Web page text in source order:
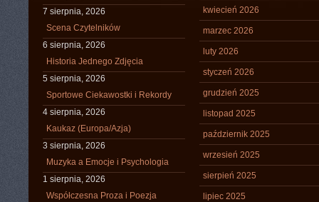
7 sierpnia, 2026
Scena Czytelników
6 sierpnia, 2026
Historia Jednego Zdjęcia
5 sierpnia, 2026
Sportowe Ciekawostki i Rekordy
4 sierpnia, 2026
Kaukaz (Europa/Azja)
3 sierpnia, 2026
Muzyka a Emocje i Psychologia
1 sierpnia, 2026
Współczesna Proza i Poezja
kwiecień 2026
marzec 2026
luty 2026
styczeń 2026
grudzień 2025
listopad 2025
październik 2025
wrzesień 2025
sierpień 2025
lipiec 2025